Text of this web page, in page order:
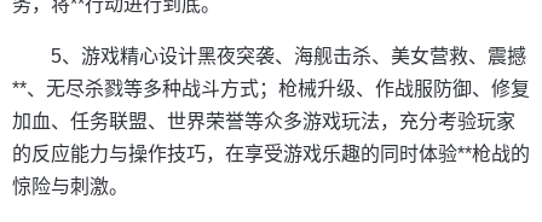
务，将**行动进行到底。
5、游戏精心设计黑夜突袭、海舰击杀、美女营救、震撼
**、无尽杀戮等多种战斗方式；枪械升级、作战服防御、修复
加血、任务联盟、世界荣誉等众多游戏玩法，充分考验玩家
的反应能力与操作技巧，在享受游戏乐趣的同时体验**枪战的
惊险与刺激。